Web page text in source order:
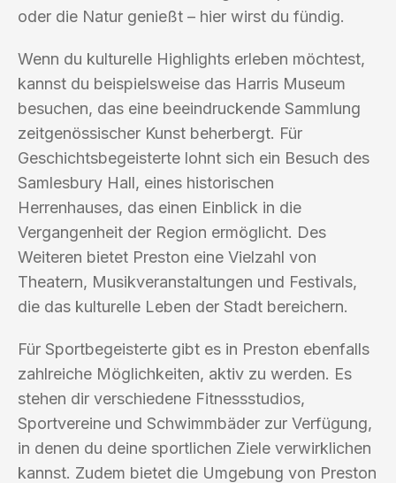
oder die Natur genießt – hier wirst du fündig.
Wenn du kulturelle Highlights erleben möchtest,
kannst du beispielsweise das Harris Museum
besuchen, das eine beeindruckende Sammlung
zeitgenössischer Kunst beherbergt. Für
Geschichtsbegeisterte lohnt sich ein Besuch des
Samlesbury Hall, eines historischen
Herrenhauses, das einen Einblick in die
Vergangenheit der Region ermöglicht. Des
Weiteren bietet Preston eine Vielzahl von
Theatern, Musikveranstaltungen und Festivals,
die das kulturelle Leben der Stadt bereichern.
Für Sportbegeisterte gibt es in Preston ebenfalls
zahlreiche Möglichkeiten, aktiv zu werden. Es
stehen dir verschiedene Fitnessstudios,
Sportvereine und Schwimmbäder zur Verfügung,
in denen du deine sportlichen Ziele verwirklichen
kannst. Zudem bietet die Umgebung von Preston